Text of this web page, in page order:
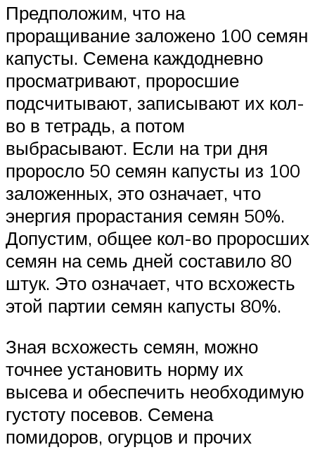
Предположим, что на
проращивание заложено 100 семян
капусты. Семена каждодневно
просматривают, проросшие
подсчитывают, записывают их кол-
во в тетрадь, а потом
выбрасывают. Если на три дня
проросло 50 семян капусты из 100
заложенных, это означает, что
энергия прорастания семян 50%.
Допустим, общее кол-во проросших
семян на семь дней составило 80
штук. Это означает, что всхожесть
этой партии семян капусты 80%.
Зная всхожесть семян, можно
точнее установить норму их
высева и обеспечить необходимую
густоту посевов. Семена
помидоров, огурцов и прочих